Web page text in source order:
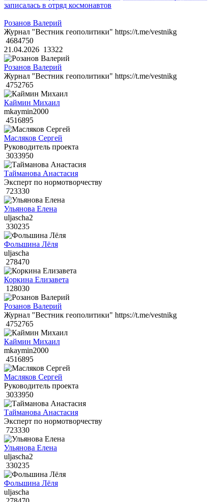
записалась в отряд космонавтов
Розанов Валерий
Журнал "Вестник геополитики" https://t.me/vestnikg
4684750
21.04.2026 13322
Розанов Валерий
Журнал "Вестник геополитики" https://t.me/vestnikg
4752765
Каймин Михаил
mkaymin2000
4516895
Масляков Сергей
Руководитель проекта
3033950
Тайманова Анастасия
Эксперт по нормотворчеству
723330
Ульянова Елена
uljascha2
330235
Фольшина Лёля
uljascha
278470
Коркина Елизавета
128030
Розанов Валерий
Журнал "Вестник геополитики" https://t.me/vestnikg
4752765
Каймин Михаил
mkaymin2000
4516895
Масляков Сергей
Руководитель проекта
3033950
Тайманова Анастасия
Эксперт по нормотворчеству
723330
Ульянова Елена
uljascha2
330235
Фольшина Лёля
uljascha